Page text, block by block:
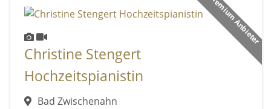
Premium Anbieter
Christine Stengert
Hochzeitspianistin
Bad Zwischenahn